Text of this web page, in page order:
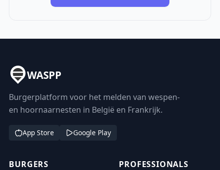
WASPP
Burgerplatform voor het melden van wespen-
en hoornaarnesten in België en Frankrijk.
App Store Google Play
BURGERS
PROFESSIONALS